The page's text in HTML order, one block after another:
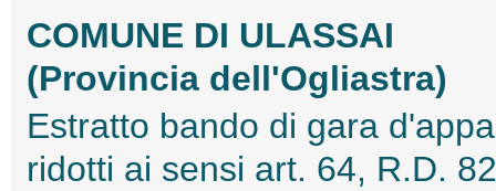
COMUNE DI ULASSAI
(Provincia dell'Ogliastra)
Estratto bando di gara
ridotti ai sensi art. 64, R.D.